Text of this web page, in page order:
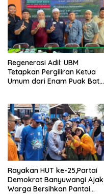
Regenerasi Adil: UBM
Tetapkan Pergiliran Ketua
Umum dari Enam Puak Batak
Rayakan HUT ke-25,Partai
Demokrat Banyuwangi Ajak
Warga Bersihkan Pantai